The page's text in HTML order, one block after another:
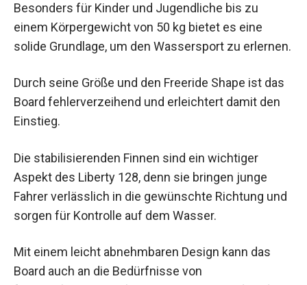
Besonders für Kinder und Jugendliche bis zu
einem Körpergewicht von 50 kg bietet es eine
solide Grundlage, um den Wassersport zu erlernen.
Durch seine Größe und den Freeride Shape ist das
Board fehlerverzeihend und erleichtert damit den
Einstieg.
Die stabilisierenden Finnen sind ein wichtiger
Aspekt des Liberty 128, denn sie bringen junge
Fahrer verlässlich in die gewünschte Richtung und
sorgen für Kontrolle auf dem Wasser.
Mit einem leicht abnehmbaren Design kann das
Board auch an die Bedürfnisse von